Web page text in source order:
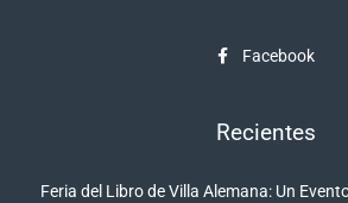
Facebook
Recientes
Feria del Libro de Villa Alemana: Un